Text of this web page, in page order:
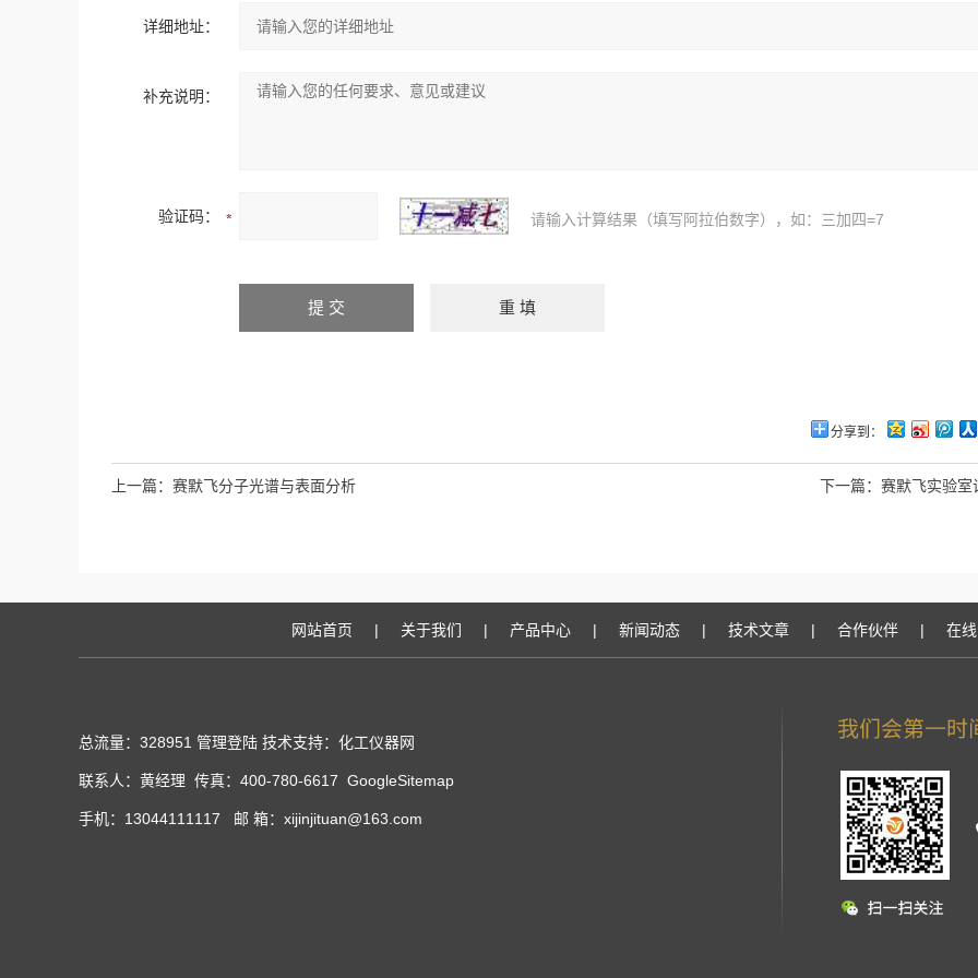
详细地址：
补充说明：
验证码： 请输入计算结果（填写阿拉伯数字），如：三加四=7
分享到：
上一篇： 赛默飞分子光谱与表面分析 下一篇： 赛默飞实验室
网站首页 | 关于我们 | 产品中心 | 新闻动态 | 技术文章 | 合作伙伴 | 在
总流量：328951 管理登陆 技术支持：化工仪器网
联系人：黄经理 传真：400-780-6617 GoogleSitemap
手机：13044111117 邮 箱：xijinjituan@163.com